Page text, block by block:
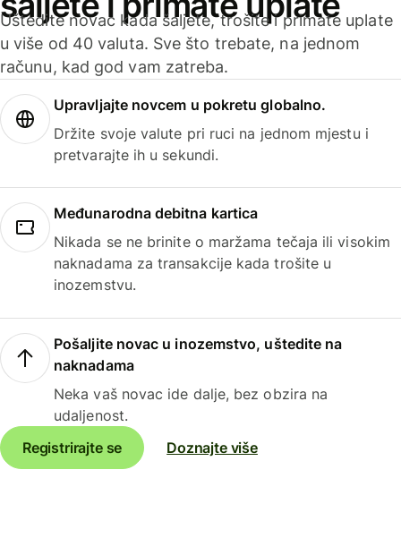
Uštedite novac kada šaljete, trošite i primate uplate
u više od 40 valuta. Sve što trebate, na jednom
računu, kad god vam zatreba.
Upravljajte novcem u pokretu globalno.
Držite svoje valute pri ruci na jednom mjestu i
pretvarajte ih u sekundi.
Međunarodna debitna kartica
Nikada se ne brinite o maržama tečaja ili visokim
naknadama za transakcije kada trošite u
inozemstvu.
Pošaljite novac u inozemstvo, uštedite na
naknadama
Neka vaš novac ide dalje, bez obzira na
udaljenost.
Registrirajte se
Doznajte više